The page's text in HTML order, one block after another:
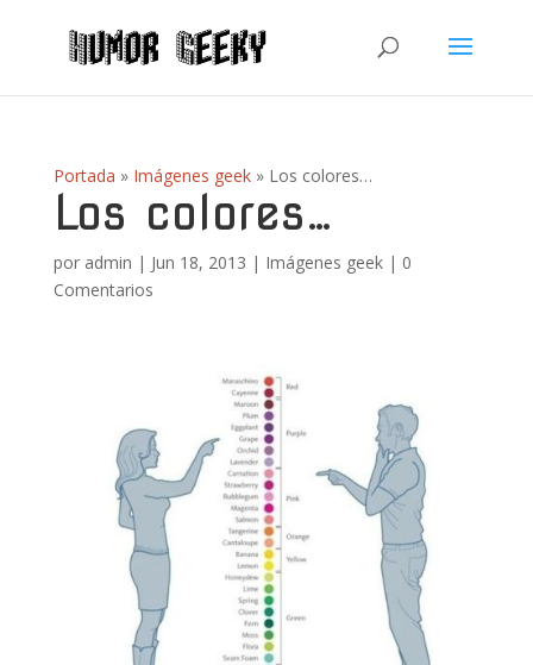
Portada » Imágenes geek» Los colores…
Los colores…
por admin | Jun 18, 2013 | Imágenes geek| 0
Comentarios